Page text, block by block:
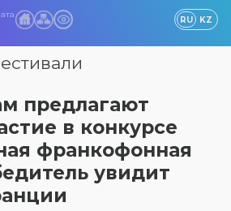
RU KZ
предлагают
в конкурсе
франкофонная
увидит